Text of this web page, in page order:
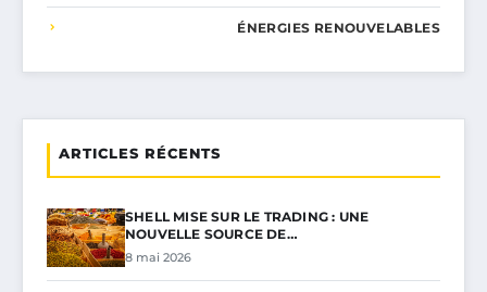
ÉNERGIES RENOUVELABLES
ARTICLES RÉCENTS
SHELL MISE SUR LE TRADING : UNE
NOUVELLE SOURCE DE…
8 mai 2026